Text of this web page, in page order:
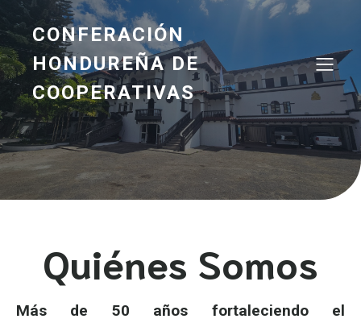
CONFERACIÓN
HONDUREÑA DE
COOPERATIVAS
Quiénes Somos
Más de 50 años fortaleciendo el